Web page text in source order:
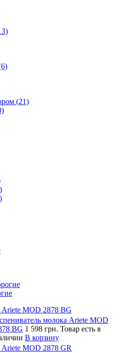
(21)
Ariete MOD 2878 BG
молока Ariete MOD
BG 1 598 грн. Товар есть в
В корзину
MOD 2878 GR